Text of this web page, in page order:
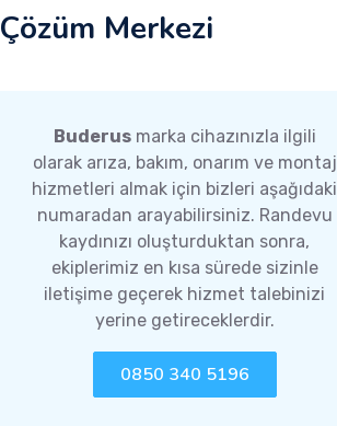
Çözüm Merkezi
Buderusmarka cihazınızla ilgili
olarak arıza, bakım, onarım ve montaj
hizmetleri almak için bizleri aşağıdaki
numaradan arayabilirsiniz. Randevu
kaydınızı oluşturduktan sonra,
ekiplerimiz en kısa sürede sizinle
iletişime geçerek hizmet talebinizi
yerine getireceklerdir.
0850 340 5196